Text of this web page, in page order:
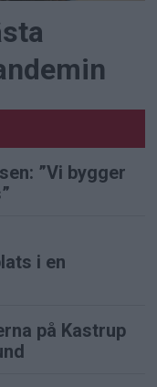
”Vi bygger
i en
på Kastrup